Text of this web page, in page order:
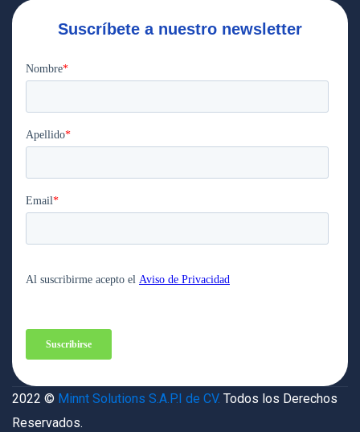
Suscríbete a nuestro newsletter
2022 © Minnt Solutions S.A.P.I de CV. Todos los Derechos
Reservados.